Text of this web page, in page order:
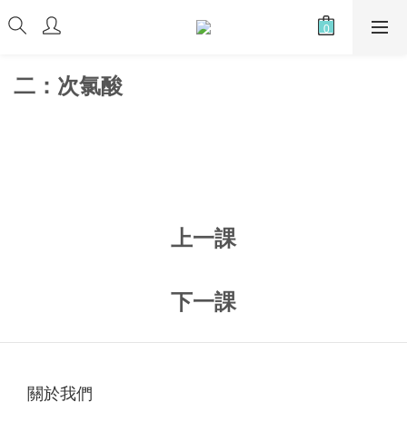
二：次氯酸
上一課
下一課
關於我們